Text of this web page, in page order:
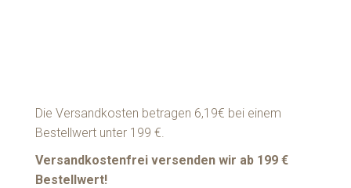
Die Versandkosten betragen 6,19€ bei einem
Bestellwert unter 199 €.
Versandkostenfrei versenden wir ab 199 €
Bestellwert!